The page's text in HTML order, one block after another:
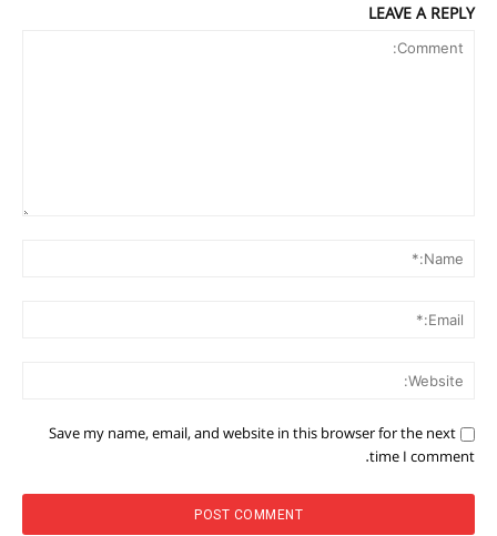
LEAVE A REPLY
Save my name, email, and website in this browser for the next
time I comment.